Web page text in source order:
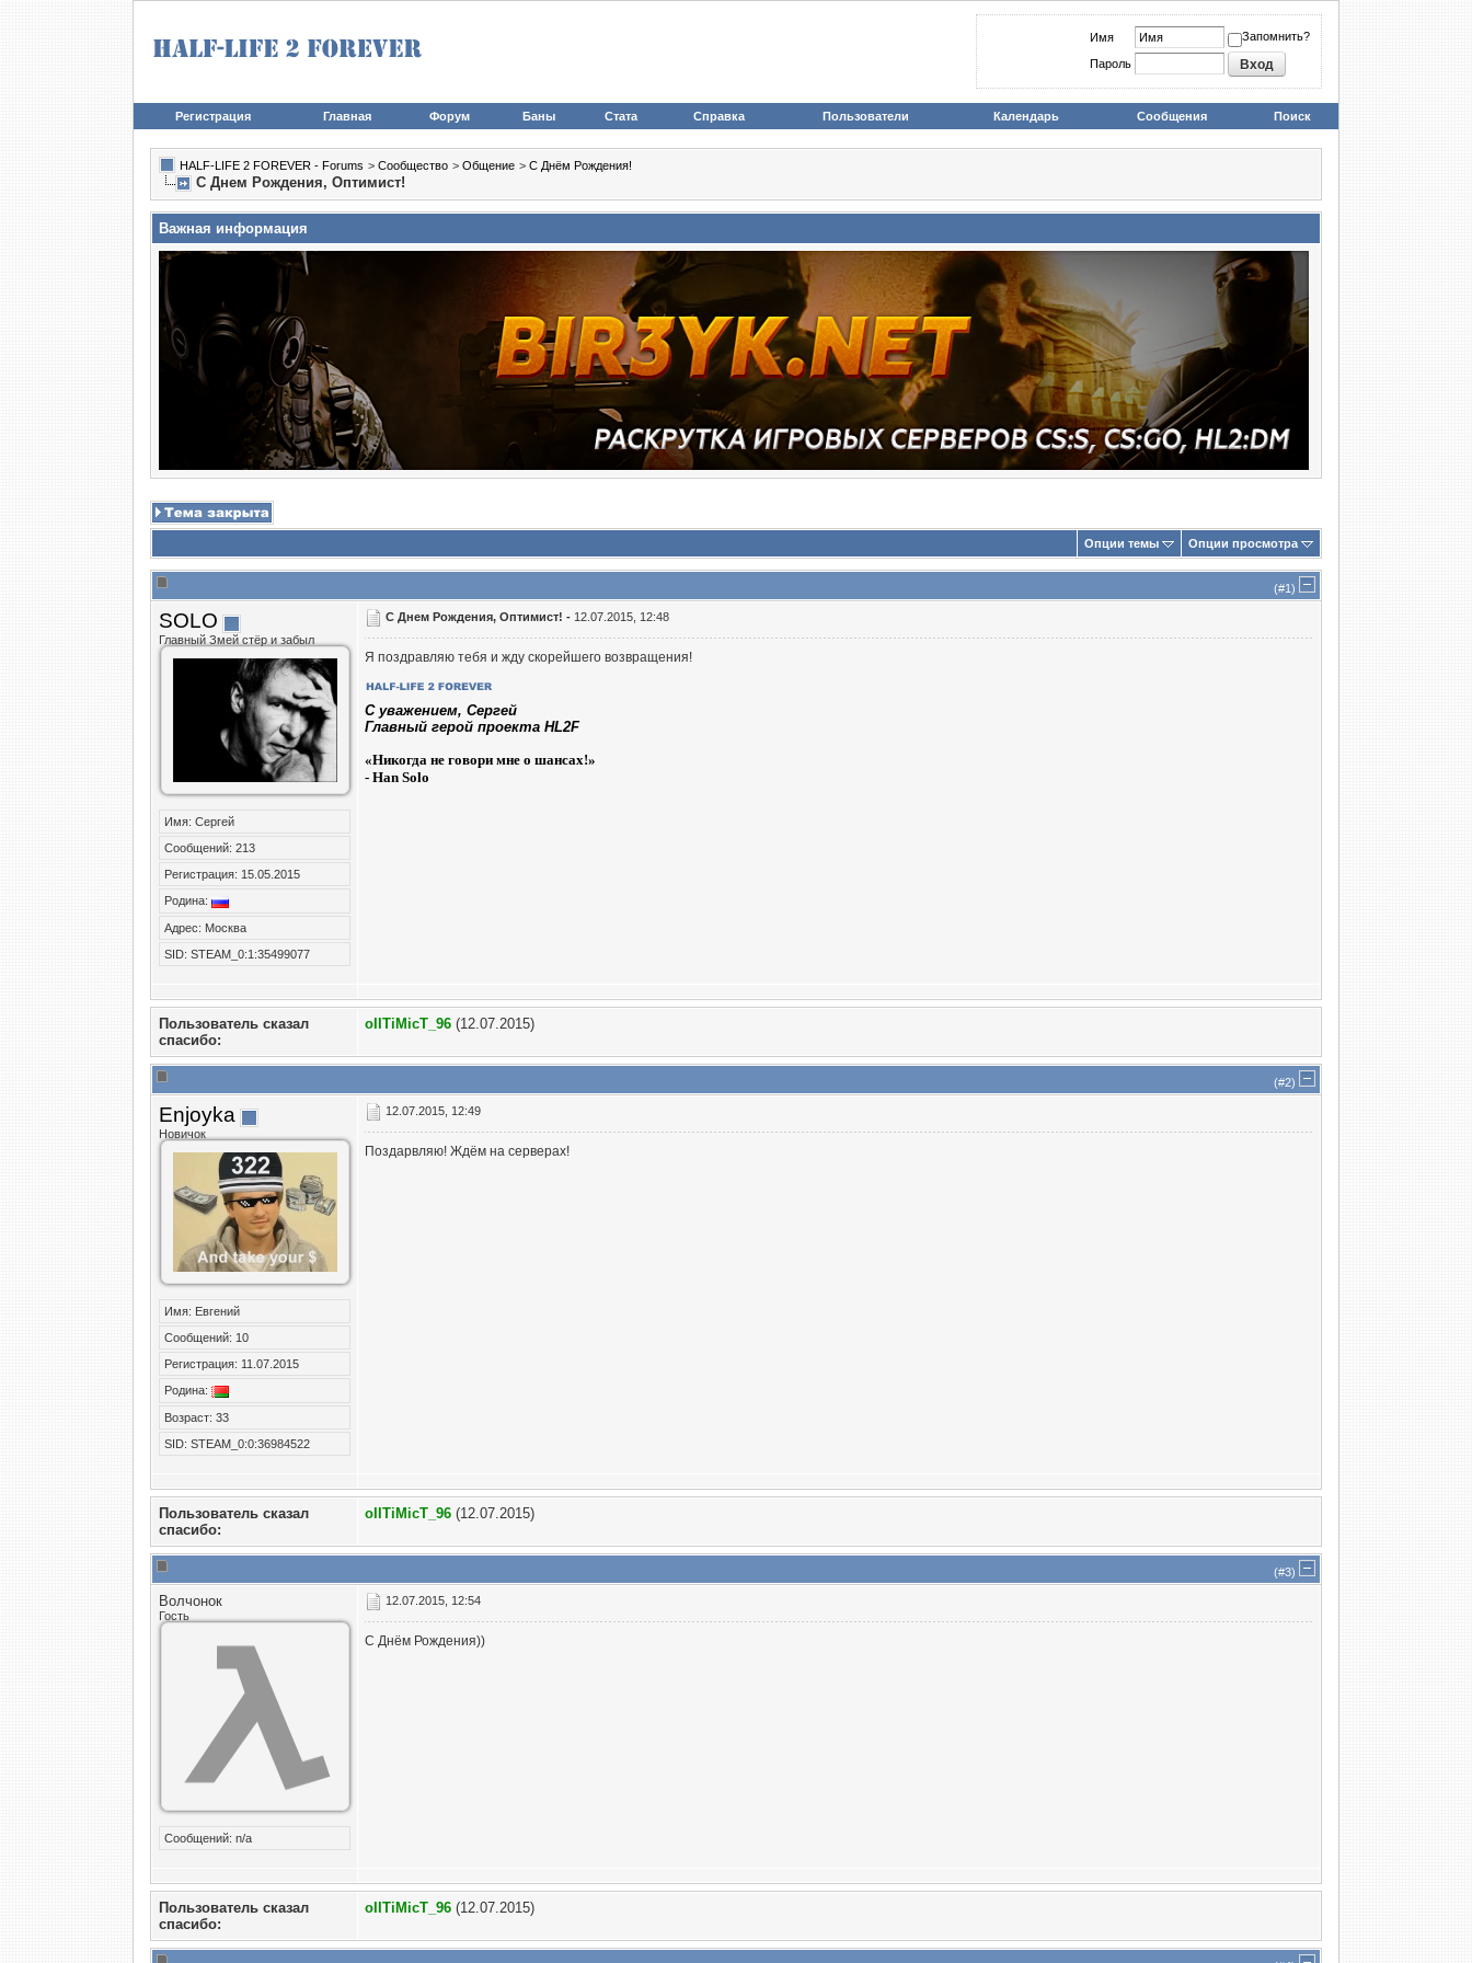
Имя Запомнить?
Пароль
Регистрация Главная Форум Баны Стата Справка Пользователи Календарь Сообщения Поиск
HALF-LIFE 2 FOREVER - Forums > Сообщество > Общение > С Днём Рождения!
С Днем Рождения, Оптимист!
Важная информация
Опции темы Опции просмотра
(#1)
SOLO
Главный Змей стёр и забыл
Имя: Сергей
Сообщений: 213
Регистрация: 15.05.2015
Родина:
Адрес: Москва
SID: STEAM_0:1:35499077
С Днем Рождения, Оптимист! - 12.07.2015, 12:48
Я поздравляю тебя и жду скорейшего возвращения!
C уважением, Сергей
Главный герой проекта HL2F
«Никогда не говори мне о шансах!»
- Han Solo
Пользователь сказал
cпасибо:
oIITiMicT_96 (12.07.2015)
(#2)
Enjoyka
Новичок
Имя: Евгений
Сообщений: 10
Регистрация: 11.07.2015
Родина:
Возраст: 33
SID: STEAM_0:0:36984522
12.07.2015, 12:49
Поздарвляю! Ждём на серверах!
Пользователь сказал
cпасибо:
oIITiMicT_96 (12.07.2015)
(#3)
Волчонок
Гость
Сообщений: n/a
12.07.2015, 12:54
С Днём Рождения))
Пользователь сказал
cпасибо:
oIITiMicT_96 (12.07.2015)